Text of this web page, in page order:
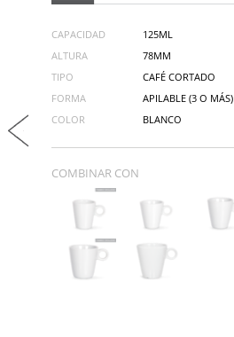
CAPACIDAD
125ML
ALTURA
78MM
TIPO
CAFÉ CORTADO
FORMA
APILABLE (3 O MÁS)
COLOR
BLANCO
COMBINAR CON